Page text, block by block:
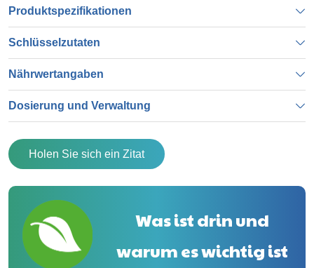
Produktspezifikationen
Schlüsselzutaten
Nährwertangaben
Dosierung und Verwaltung
Holen Sie sich ein Zitat
Was ist drin und
warum es wichtig ist